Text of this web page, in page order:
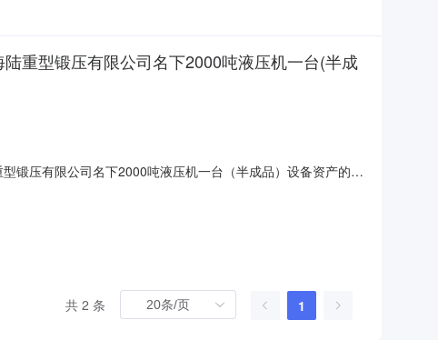
重型锻压有限公司名下2000吨液压机一台(半成
锻压有限公司名下2000吨液压机一台（半成品）设备资产的公
卖活动，现公告如下：一、拍卖标的：张家港海陆重型锻压
共 2 条 1